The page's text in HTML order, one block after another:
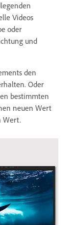
Videos
oder
und
den
Oder
bestimmten
neuen Wert
Wert.